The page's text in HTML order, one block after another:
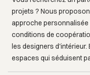
projets ? Nous
approche
conditions de
les designers
espaces qui séduisent